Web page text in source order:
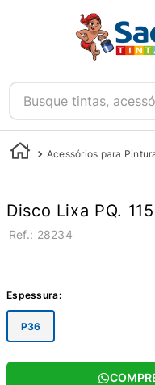
Busque tintas,
Acessórios para
Disco Lixa PQ.
: 28234
Espessura:
P36